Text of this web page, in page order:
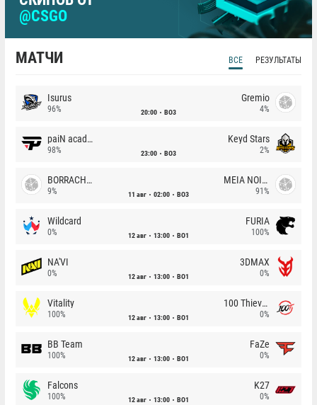
@CSGO
МАТЧИ ВСЕ РЕЗУЛЬТАТЫ
Isurus
96% 20:00 BO3
Gremio
4%
paiN academy
98% 23:00 BO3
Keyd Stars
2%
BORRACHEIROS
9% 11 авг 02:00 BO3
MEIA NOITE
91%
Wildcard
0% 12 авг 13:00 BO1
FURIA
100%
NA'VI
0% 12 авг 13:00 BO1
3DMAX
0%
Vitality
100% 12 авг 13:00 BO1
100 Thieves
0%
BB Team
100% 12 авг 13:00 BO1
FaZe
0%
Falcons
100% 12 авг 13:00 BO1
K27
0%